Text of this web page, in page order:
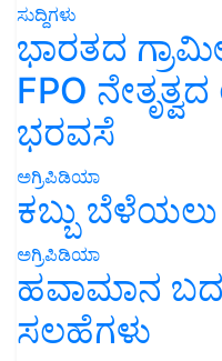
ಸುದ್ದಿಗಳು
ಭಾರತದ
FPO
ಭರವಸೆ
ಅಗ್ರಿಪಿಡಿಯಾ
ಕಬ್ಬು
ಅಗ್ರಿಪಿಡಿಯಾ
ಹವಾಮಾನ
ಸಲಹೆಗಳು